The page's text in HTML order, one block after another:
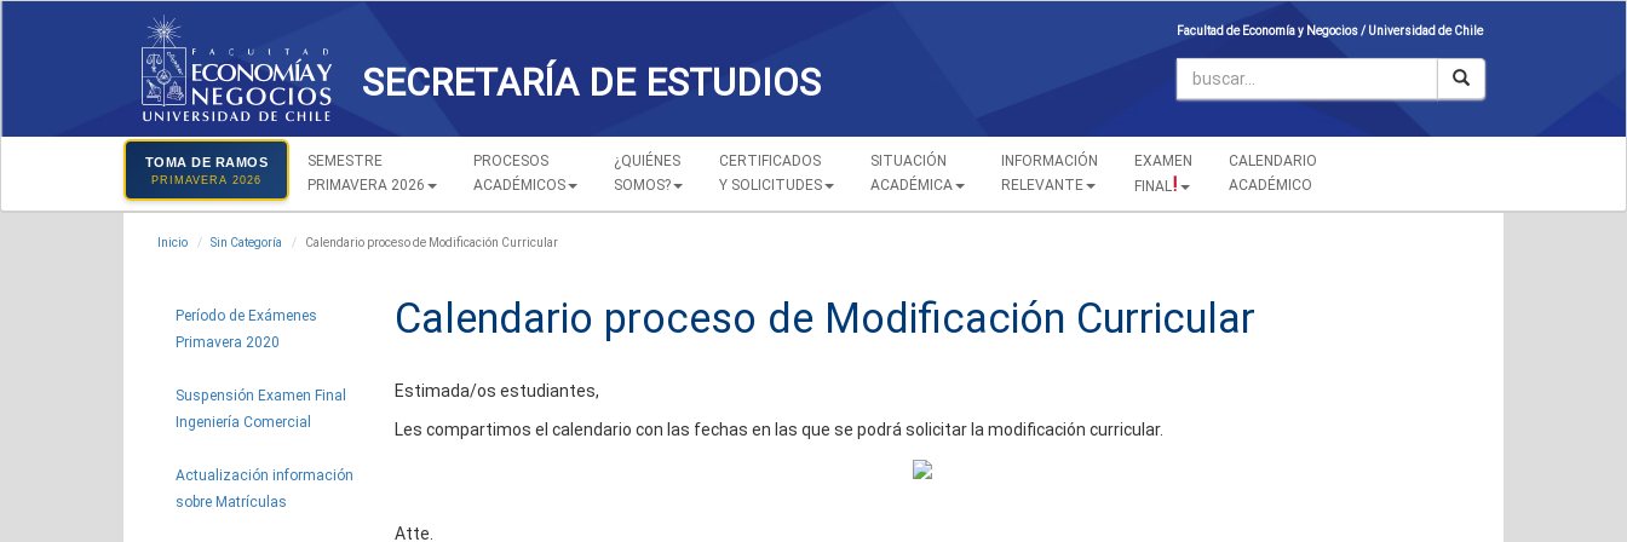
SECRETARÍA DE ESTUDIOS
Facultad de Economía y Negocios / Universidad de Chile
TOMA DE RAMOS
PRIMAVERA 2026
SEMESTRE
PRIMAVERA 2026
PROCESOS
ACADÉMICOS
¿QUIÉNES
SOMOS?
CERTIFICADOS
Y SOLICITUDES
SITUACIÓN
ACADÉMICA
INFORMACIÓN
RELEVANTE
EXAMEN
FINAL!
CALENDARIO
ACADÉMICO
Inicio Sin Categoría Calendario proceso de Modificación Curricular
Período de Exámenes
Primavera 2020
Suspensión Examen Final
Ingeniería Comercial
Actualización información
sobre Matrículas
Calendario proceso de Modificación Curricular
Estimada/os estudiantes,
Les compartimos el calendario con las fechas en las que se podrá solicitar la modificación curricular.
Atte.